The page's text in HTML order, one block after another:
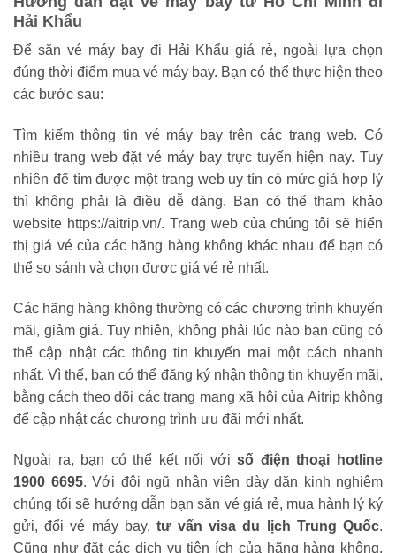
Hải Khẩu
Để săn vé máy bay đi Hải Khẩu giá rẻ, ngoài lựa chọn
đúng thời điểm mua vé máy bay. Bạn có thể thực hiện theo
các bước sau:
Tìm kiếm thông tin vé máy bay trên các trang web. Có
nhiều trang web đặt vé máy bay trực tuyến hiện nay. Tuy
nhiên để tìm được một trang web uy tín có mức giá hợp lý
thì không phải là điều dễ dàng. Bạn có thể tham khảo
website https://aitrip.vn/. Trang web của chúng tôi sẽ hiển
thị giá vé của các hãng hàng không khác nhau để bạn có
thể so sánh và chọn được giá vé rẻ nhất.
Các hãng hàng không thường có các chương trình khuyến
mãi, giảm giá. Tuy nhiên, không phải lúc nào bạn cũng có
thể cập nhật các thông tin khuyến mại một cách nhanh
nhất. Vì thế, bạn có thể đăng ký nhận thông tin khuyến mãi,
bằng cách theo dõi các trang mạng xã hội của Aitrip không
để cập nhật các chương trình ưu đãi mới nhất.
Ngoài ra, bạn có thể kết nối vớisố điện thoại hotline
1900 6695. Với đôi ngũ nhân viên dày dặn kinh nghiệm
chúng tối sẽ hướng dẫn bạn săn vé giá rẻ, mua hành lý ký
gửi, đổi vé máy bay, tư vấn visa du lịch Trung Quốc.
Cũng như đặt các dịch vụ tiện ích của hãng hàng không.